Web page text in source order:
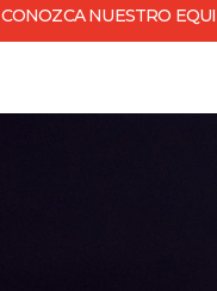
CONOZCA NUESTRO